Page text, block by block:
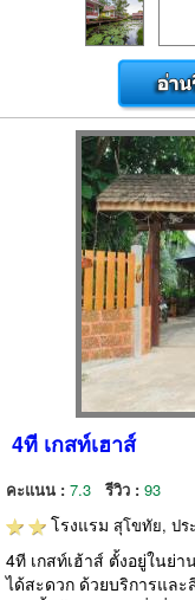
4ที เกสท์เฮาส์
คะแนน : 7.3 รีวิว : 93
โรงแรม สุโขทัย, ปร
4ที เกสท์เฮ้าส์ ตั้งอยู่ในย่
ได้สะดวก ด้วยบริการแล